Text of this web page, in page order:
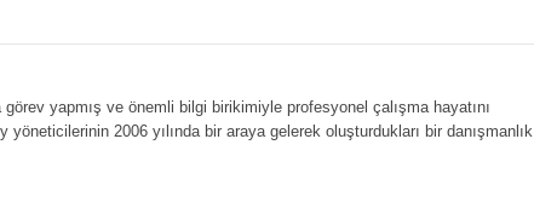
görev yapmış ve önemli bilgi birikimiyle profesyonel çalışma hayatını
yöneticilerinin 2006 yılında bir araya gelerek oluşturdukları bir danışmanlık